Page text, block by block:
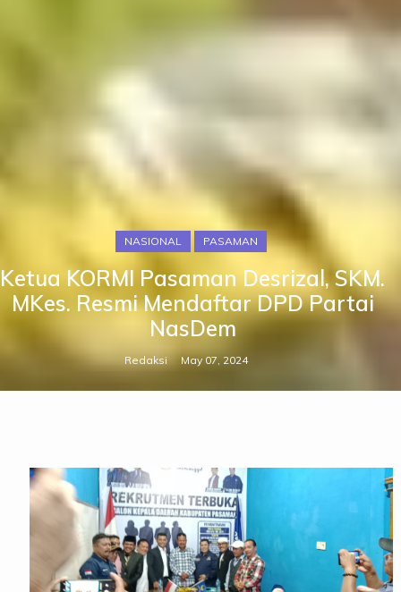
NASIONAL PASAMAN
Ketua KORMI Pasaman Desrizal, SKM.
MKes. Resmi Mendaftar DPD Partai
NasDem
Redaksi May 07, 2024